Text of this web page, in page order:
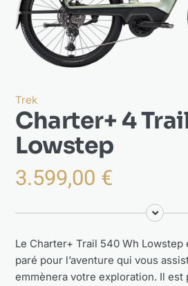
Actualités
À propos
Trek
Charter+ 4
Lowstep
3.599,00 €
Le Charter+ Trail 540 Wh Lowstep
paré pour l’aventure qui vous
emmènera votre exploration. Il est